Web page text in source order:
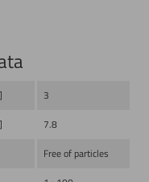
3
7.8
Free of particles